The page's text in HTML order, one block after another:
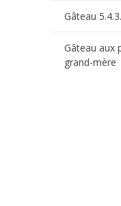
Gâteau
Gâteau aux
grand-mère